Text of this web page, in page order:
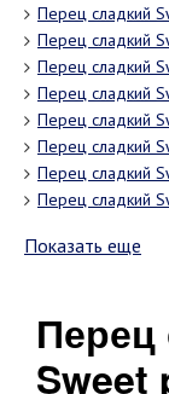
Перец сладкий
Перец сладкий
Перец сладкий
Перец сладкий
Перец сладкий
Перец сладкий
Перец сладкий
Перец сладкий
Показать еще
Перец сладкий
Sweet